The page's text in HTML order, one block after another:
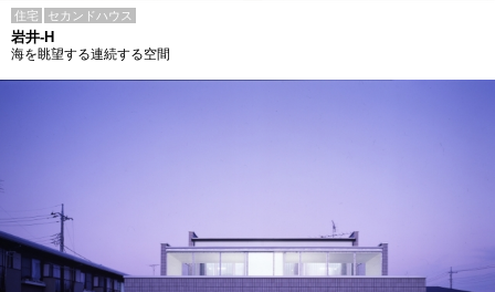
住宅 セカンドハウス
岩井-H
海を眺望する連続する空間